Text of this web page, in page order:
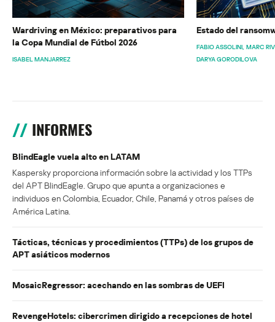
Wardriving en México: preparativos para
la Copa Mundial de Fútbol 2026
ISABEL MANJARREZ
Estado del
FABIO ASSOLINI MARC
DARYA GORODILOVA
INFORMES
BlindEagle vuela alto en LATAM
Kaspersky proporciona información sobre la actividad y los TTPs
del APT BlindEagle. Grupo que apunta a organizaciones e
individuos en Colombia, Ecuador, Chile, Panamá y otros países de
América Latina.
Tácticas, técnicas y procedimientos (TTPs) de los grupos de
APT asiáticos modernos
MosaicRegressor: acechando en las sombras de UEFI
RevengeHotels: cibercrimen dirigido a recepciones de hotel